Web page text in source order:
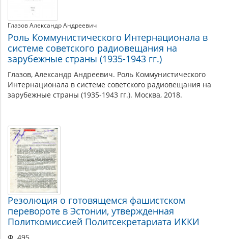
Глазов Александр Андреевич
Роль Коммунистического Интернационала в
системе советского радиовещания на
зарубежные страны (1935-1943 гг.)
Глазов, Александр Андреевич. Роль Коммунистического
Интернационала в системе советского радиовещания на
зарубежные страны (1935-1943 гг.). Москва, 2018.
Резолюция о готовящемся фашистском
перевороте в Эстонии, утвержденная
Политкомиссией Политсекретариата ИККИ